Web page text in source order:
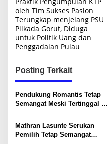
n
a
v
i
g
a
s
i
p
o
s
oleh Tim Sukses Paslon
Terungkap menjelang PSU
Pilkada Gorut, Diduga
untuk Politik Uang dan
Penggadaian Pulau
Posting Terkait
Pendukung Romantis Tetap
Semangat Meski Tertinggal di
Mathran Lasunte Serukan
Pemilih Tetap Semangat